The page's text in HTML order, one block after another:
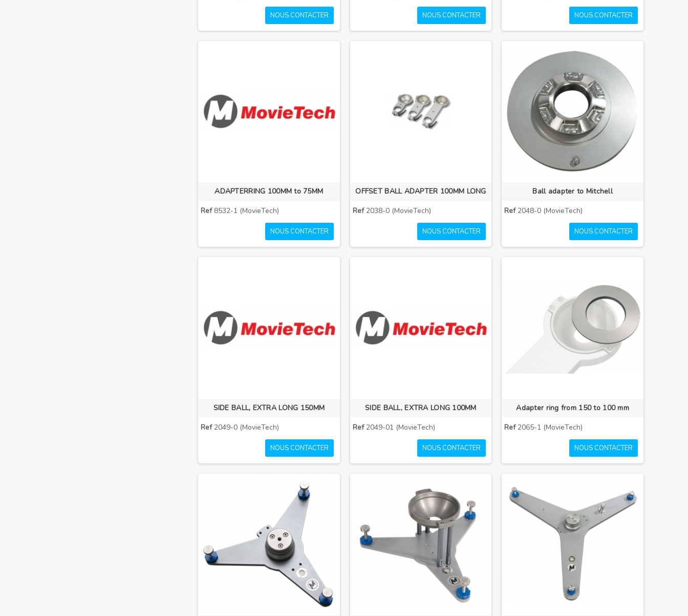
NOUS CONTACTER NOUS CONTACTER NOUS CONTACTER
ADAPTERRING 100MM to 75MM
Ref8532-1 (MovieTech)
NOUS CONTACTER
OFFSET BALL ADAPTER 100MM LONG
Ref2038-0 (MovieTech)
NOUS CONTACTER
Ball adapter to Mitchell
Ref2048-0 (MovieTech)
NOUS CONTACTER
SIDE BALL, EXTRA LONG 150MM
Ref2049-0 (MovieTech)
NOUS CONTACTER
SIDE BALL, EXTRA LONG 100MM
Ref2049-01 (MovieTech)
NOUS CONTACTER
Adapter ring from 150 to 100 mm
Ref2065-1 (MovieTech)
NOUS CONTACTER